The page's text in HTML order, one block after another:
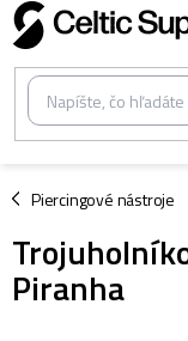
Prejsť
na
obsah
Piercingové nástroje
/
Piranha